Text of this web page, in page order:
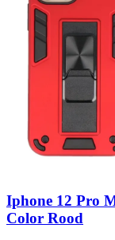
Iphone 12 Pro
Color Rood